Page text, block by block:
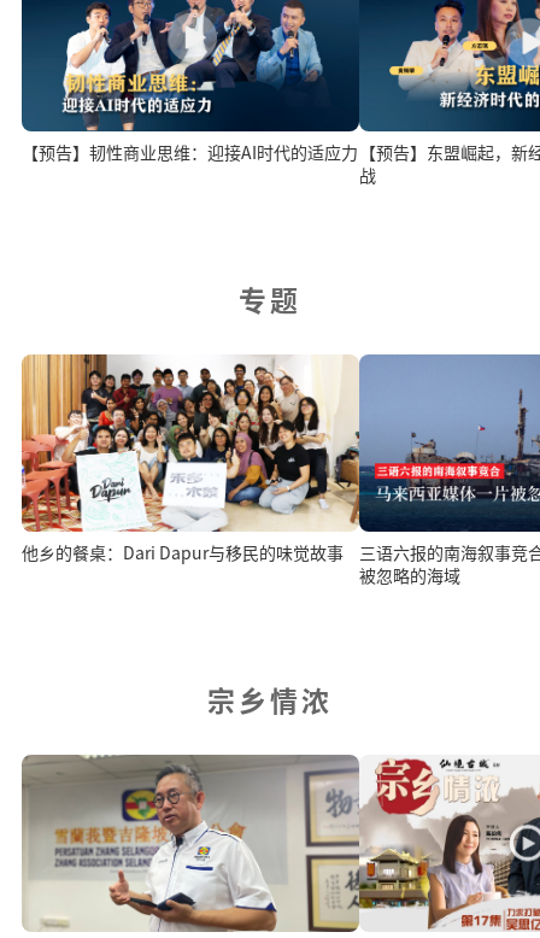
【预告】韧性商业思维：迎接AI时代的适应力 【预告】东盟崛起，
战
专题
他乡的餐桌：Dari Dapur与移民的味觉故事
三语六报的南海叙事竞
被忽略的海域
宗乡情浓